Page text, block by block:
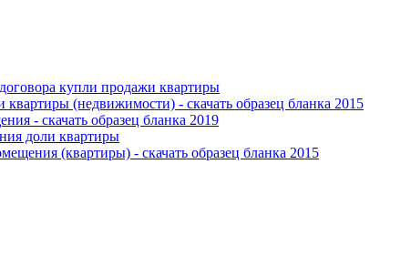
купли продажи квартиры
(недвижимости) - скачать образец бланка 2015
- скачать образец бланка 2019
доли квартиры
(квартиры) - скачать образец бланка 2015